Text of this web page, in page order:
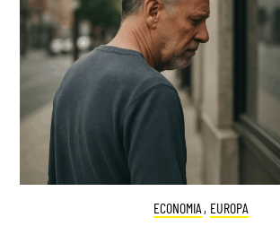
ECONOMIA , EUROPA